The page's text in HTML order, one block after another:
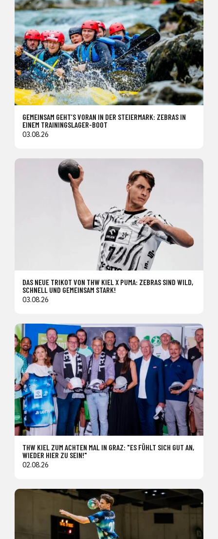
GEMEINSAM GEHT’S VORAN IN DER STEIERMARK: ZEBRAS IN
EINEM TRAININGSLAGER-BOOT
03.08.26
DAS NEUE TRIKOT VON THW KIEL X PUMA: ZEBRAS SIND WILD,
SCHNELL UND GEMEINSAM STARK!
03.08.26
THW KIEL ZUM ACHTEN MAL IN GRAZ: "ES FÜHLT SICH GUT AN,
WIEDER HIER ZU SEIN!"
02.08.26